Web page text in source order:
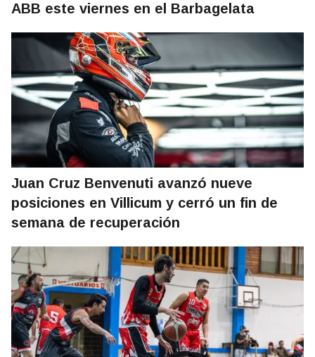
ABB este viernes en el Barbagelata
Juan Cruz Benvenuti avanzó nueve
posiciones en Villicum y cerró un fin de
semana de recuperación